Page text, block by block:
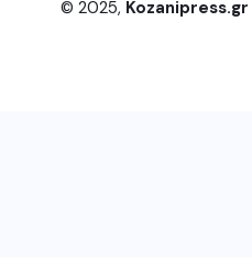
© 2025, Kozanipress.gr